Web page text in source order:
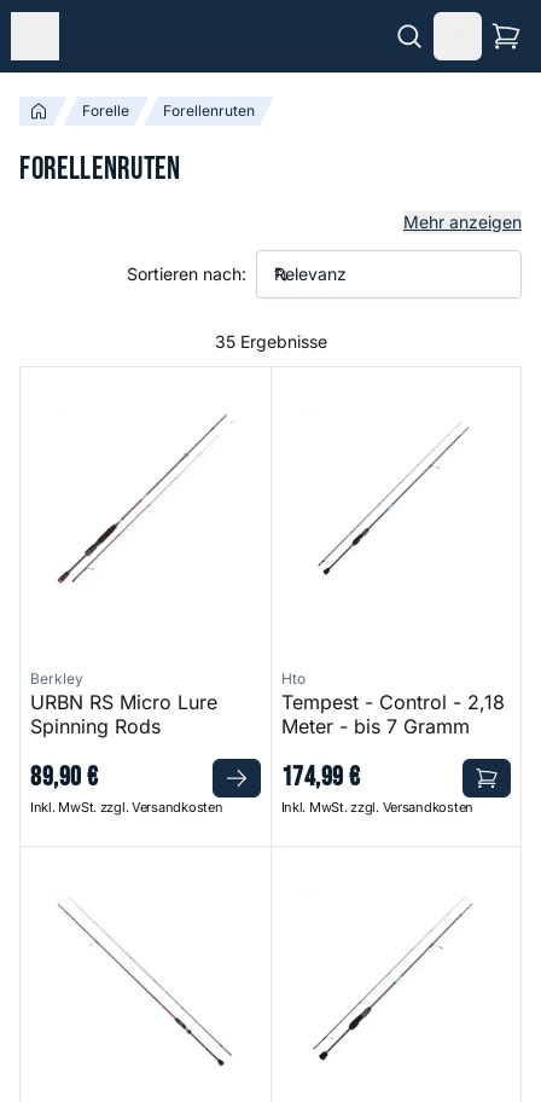
Forelle Forellenruten
Forellenruten
Mehr anzeigen
35 Ergebnisse
Sortieren nach:
Berkley
URBN RS Micro Lure
Spinning Rods
89,90€
Inkl. MwSt. zzgl. Versandkosten
Hto
Tempest - Control - 2,18
Meter - bis 7 Gramm
174,99€
Inkl. MwSt. zzgl. Versandkosten